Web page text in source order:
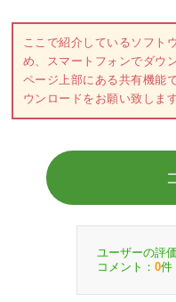
ここで紹介しているソフト
め、スマートフォンでダウ
ページ上部にある共有機能
ウンロードをお願い致します
ユーザーの評
コメント： 0件